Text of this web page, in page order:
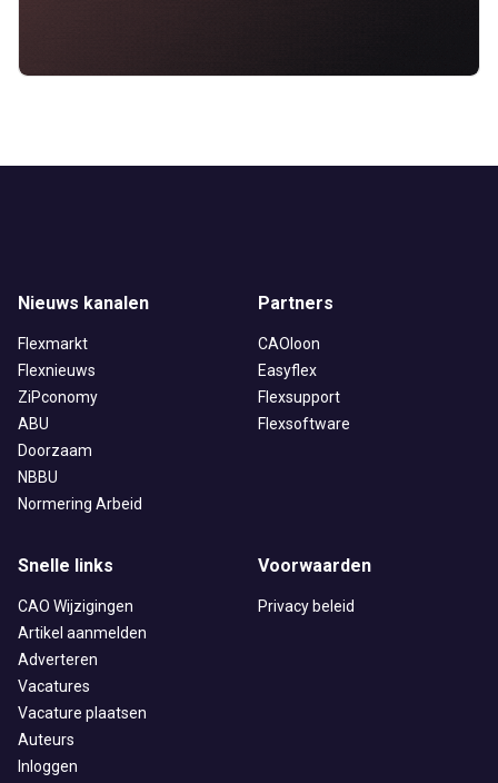
Nieuws kanalen
Flexmarkt
Flexnieuws
ZiPconomy
ABU
Doorzaam
NBBU
Normering Arbeid
Partners
CAOloon
Easyflex
Flexsupport
Flexsoftware
Snelle links
CAO Wijzigingen
Artikel aanmelden
Adverteren
Vacatures
Vacature plaatsen
Auteurs
Inloggen
Voorwaarden
Privacy beleid